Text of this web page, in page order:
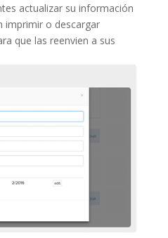
actualizar su información
imprimir o descargar
que las reenvien a sus